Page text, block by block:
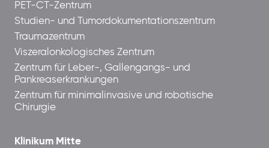
PET-CT-Zentrum
Studien- und Tumordokumentationszentrum
Traumazentrum
Viszeralonkologisches Zentrum
Zentrum für Leber-, Gallengangs- und
Pankreaserkrankungen
Zentrum für minimalinvasive und robotische
Chirurgie
Klinikum Mitte